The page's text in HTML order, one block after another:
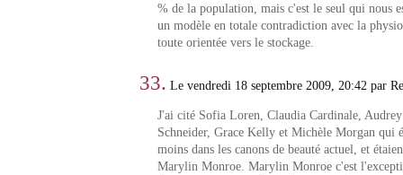
% de la population, mais c'est le seul qui nous
un modèle en totale contradiction avec la
toute orientée vers le stockage.
33. Le vendredi 18 septembre 2009, 20:42 par
J'ai cité Sofia Loren, Claudia Cardinale,
Schneider, Grace Kelly et Michèle Morgan qui
moins dans les canons de beauté actuel, et
Marylin Monroe. Marylin Monroe c'est